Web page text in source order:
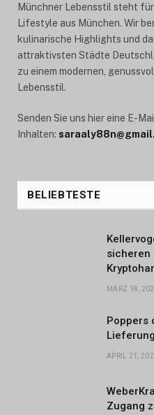
Münchner Lebensstil steht
Lifestyle aus München. Wir
kulinarische Highlights und
attraktivsten Städte
zu einem modernen,
Lebensstil.
Senden Sie uns hier eine E-
Inhalten:
BELIEBTESTE
sicheren
MÄRZ 18,
Poppers
APRIL 21,
Zugang